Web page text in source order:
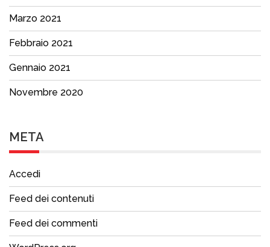
Marzo 2021
Febbraio 2021
Gennaio 2021
Novembre 2020
META
Accedi
Feed dei contenuti
Feed dei commenti